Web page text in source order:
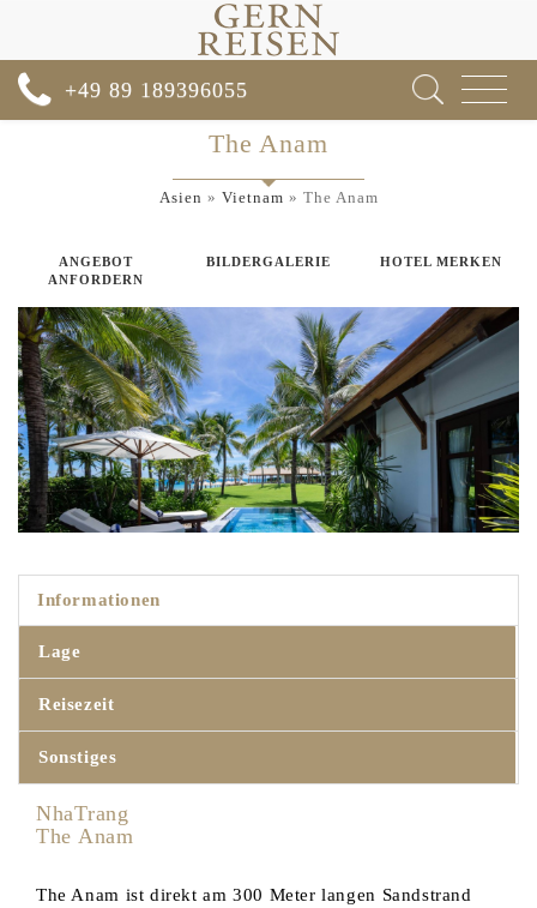
Toggle
+49 89 189396055
The Anam
Asien » Vietnam » The Anam
ANGEBOT
ANFORDERN
BILDERGALERIE HOTEL MERKEN
Informationen
Lage
Reisezeit
Sonstiges
The Anam
The Anam ist direkt am 300 Meter langen Sandstrand